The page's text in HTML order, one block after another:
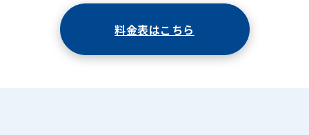
料金表はこちら